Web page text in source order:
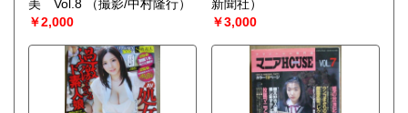
美 Vol.8
（撮影/中村隆行）
￥2,000
新聞社）
￥3,000